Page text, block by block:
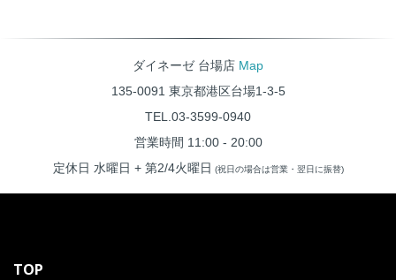
ダイネーゼ 台場店 Map
135-0091 東京都港区台場1-3-5
TEL.03-3599-0940
営業時間 11:00 - 20:00
定休日 水曜日 + 第2/4火曜日 (祝日の場合は営業・翌日に振替)
TOP